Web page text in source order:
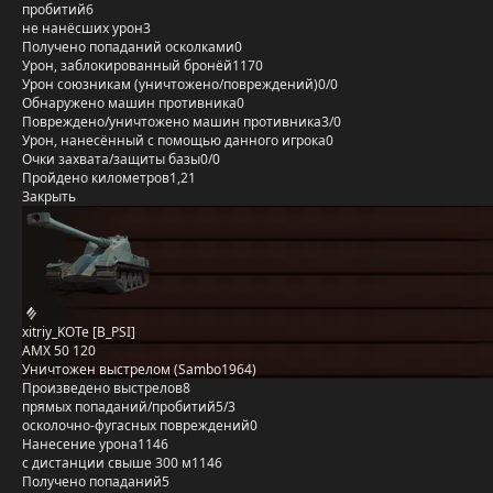
пробитий6
не нанёсших урон3
Получено попаданий осколками0
Урон, заблокированный бронёй1170
Урон союзникам (уничтожено/повреждений)0/0
Обнаружено машин противника0
Повреждено/уничтожено машин противника3/0
Урон, нанесённый с помощью данного игрока0
Очки захвата/защиты базы0/0
Пройдено километров1,21
Закрыть
xitriy_KOTe [B_PSI]
AMX 50 120
Уничтожен выстрелом (Sambo1964)
Произведено выстрелов8
прямых попаданий/пробитий5/3
осколочно-фугасных повреждений0
Нанесение урона1146
с дистанции свыше 300 м1146
Получено попаданий5